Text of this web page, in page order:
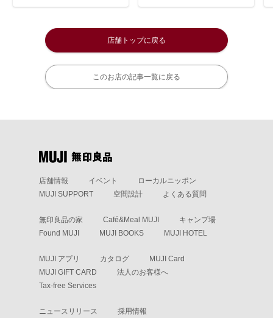
Ａ５ 白 マンスリー／ウィー
Ｂ６ 白 マンスリー／ウィー
店舗トップに戻る
このお店の記事一覧に戻る
店舗情報 イベント
ローカルニッポン
MUJI SUPPORT
空間設計 よくある質問
無印良品の家 Café&Meal MUJI
キャンプ場
Found MUJI
MUJI BOOKS MUJI HOTEL
MUJI アプリ カタログ
MUJI Card
MUJI GIFT CARD
法人のお客様へ
Tax-free Services
ニュースリリース 採用情報